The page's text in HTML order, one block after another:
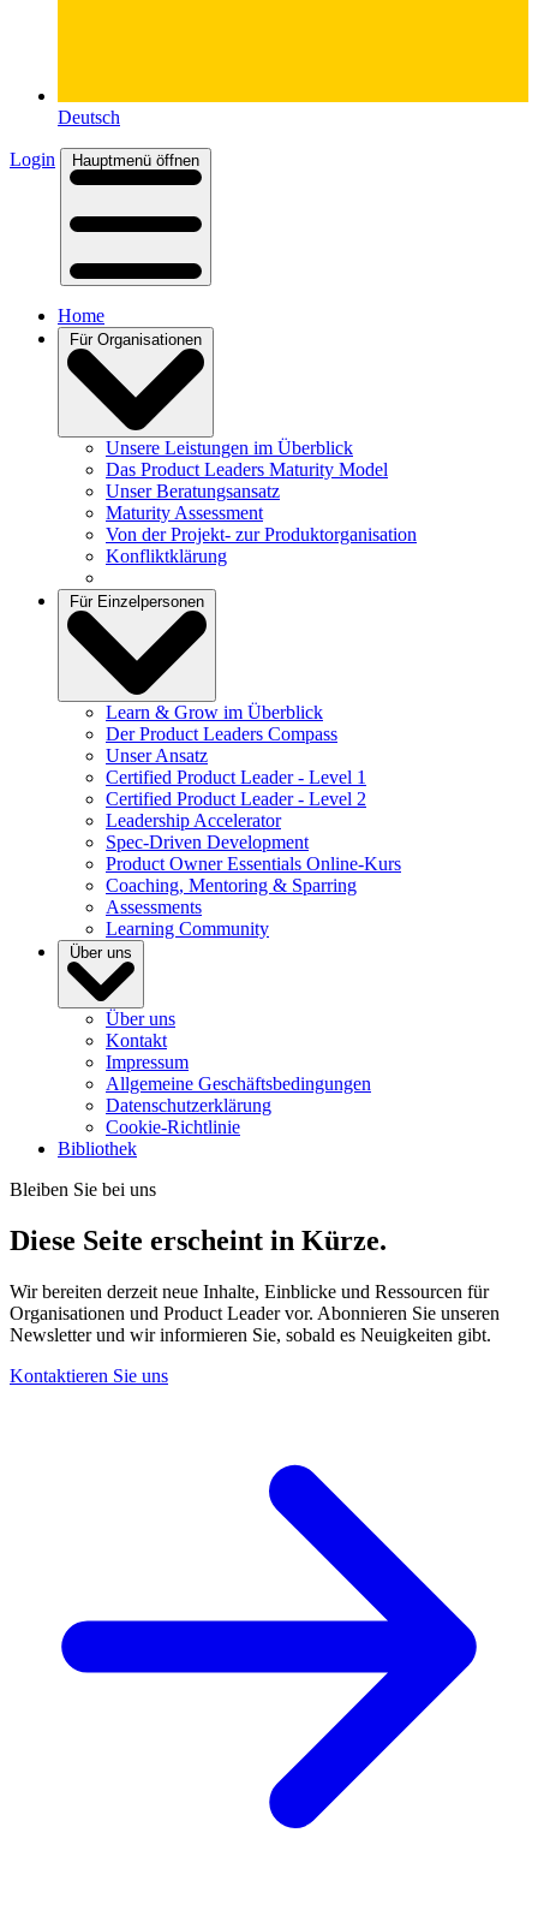
Deutsch
Login Hauptmenü öffnen
Home
Für Organisationen
Unsere Leistungen im Überblick
Das Product Leaders Maturity Model
Unser Beratungsansatz
Maturity Assessment
Von der Projekt- zur Produktorganisation
Konfliktklärung
Für Einzelpersonen
Learn & Grow im Überblick
Der Product Leaders Compass
Unser Ansatz
Certified Product Leader - Level 1
Certified Product Leader - Level 2
Leadership Accelerator
Spec-Driven Development
Product Owner Essentials Online-Kurs
Coaching, Mentoring & Sparring
Assessments
Learning Community
Über uns
Über uns
Kontakt
Impressum
Allgemeine Geschäftsbedingungen
Datenschutzerklärung
Cookie-Richtlinie
Bibliothek
Bleiben Sie bei uns
Diese Seite erscheint in Kürze.
Wir bereiten derzeit neue Inhalte, Einblicke und Ressourcen für
Organisationen und Product Leader vor. Abonnieren Sie unseren
Newsletter und wir informieren Sie, sobald es Neuigkeiten gibt.
Kontaktieren Sie uns